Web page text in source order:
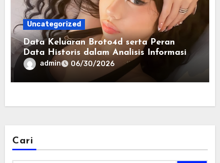
Uncategorized
Data Keluaran Broto4d serta Peran
Data Historis dalam Analisis Informasi
Harian
admin 06/30/2026
Cari